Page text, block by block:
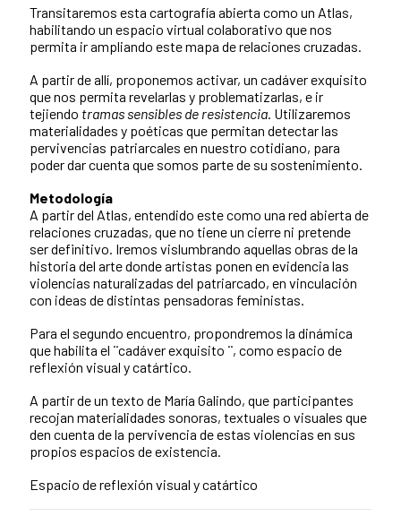
Transitaremos esta cartografía abierta como un Atlas,
habilitando un espacio virtual colaborativo que nos
permita ir ampliando este mapa de relaciones cruzadas.
A partir de allí, proponemos activar, un cadáver exquisito
que nos permita revelarlas y problematizarlas, e ir
tejiendo tramas sensibles de resistencia. Utilizaremos
materialidades y poéticas que permitan detectar las
pervivencias patriarcales en nuestro cotidiano, para
poder dar cuenta que somos parte de su sostenimiento.
Metodología
A partir del Atlas, entendido este como una red abierta de
relaciones cruzadas, que no tiene un cierre ni pretende
ser definitivo. Iremos vislumbrando aquellas obras de la
historia del arte donde artistas ponen en evidencia las
violencias naturalizadas del patriarcado, en vinculación
con ideas de distintas pensadoras feministas.
Para el segundo encuentro, propondremos la dinámica
que habilita el ¨cadáver exquisito ¨, como espacio de
reflexión visual y catártico.
A partir de un texto de María Galindo, que participantes
recojan materialidades sonoras, textuales o visuales que
den cuenta de la pervivencia de estas violencias en sus
propios espacios de existencia.
Espacio de reflexión visual y catártico